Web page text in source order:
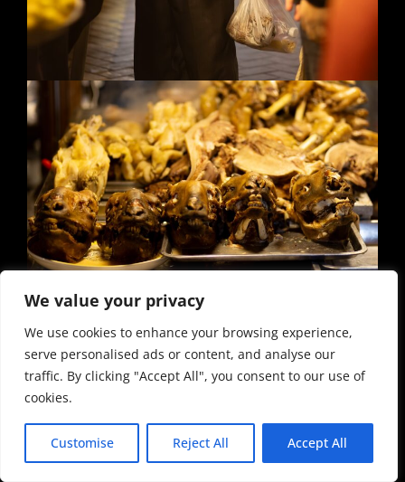
We value your privacy
We use cookies to enhance your browsing experience,
serve personalised ads or content, and analyse our
traffic. By clicking "Accept All", you consent to our use of
cookies.
Customise Reject All Accept All